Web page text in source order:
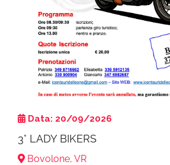
Data: 20/09/2026
3° LADY BIKERS
Bovolone, VR